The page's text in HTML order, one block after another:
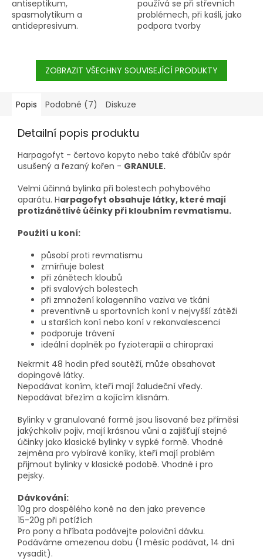
antiseptikum,
spasmolytikum a
antidepresivum.
používá se při střevních
problémech, při kašli, jako
podpora tvorby
ZOBRAZIT VŠECHNY SOUVISEJÍCÍ PRODUKTY
Popis Podobné (7) Diskuze
Detailní popis produktu
Harpagofyt - čertovo kopyto nebo také ďáblův spár
usušený a řezaný kořen - GRANULE.
Velmi účinná bylinka při bolestech pohybového
aparátu. Harpagofyt obsahuje látky, které mají
protizánětlivé účinky při kloubním revmatismu.
Použití u koní:
působí proti revmatismu
zmírňuje bolest
při zánětech kloubů
při svalových bolestech
při zmnožení kolagenního vaziva ve tkáni
preventivně u sportovních koní v nejvyšší zátěži
u starších koní nebo koní v rekonvalescenci
podporuje trávení
ideální doplněk po fyzioterapii a chiropraxi
Nekrmit 48 hodin před soutěží, může obsahovat
dopingové látky.
Nepodávat koním, kteří mají žaludeční vředy.
Nepodávat březím a kojícím klisnám.
Bylinky v granulované formě jsou lisované bez příměsi
jakýchkoliv pojiv, mají krásnou vůni a zajišťují stejné
účinky jako klasické bylinky v sypké formě. Vhodné
zejména pro vybíravé koníky, kteří mají problém
přijmout bylinky v klasické podobě. Vhodné i pro
pejsky.
Dávkování:
10g pro dospělého koně na den jako prevence
15-20g při potížích
Pro pony a hříbata podávejte poloviční dávku.
Podáváme omezenou dobu (1 měsíc podávat, 14 dní
vysadit).